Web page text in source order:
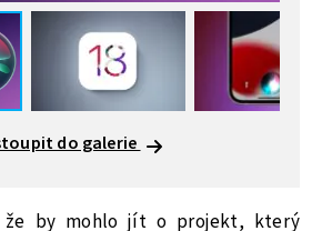
do galerie
že by mohlo jít o projekt, který